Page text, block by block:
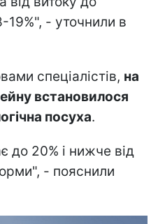
19%", - уточнили в
спеціалістів, на
встановилося
посуха.
до 20% і нижче від
- пояснили